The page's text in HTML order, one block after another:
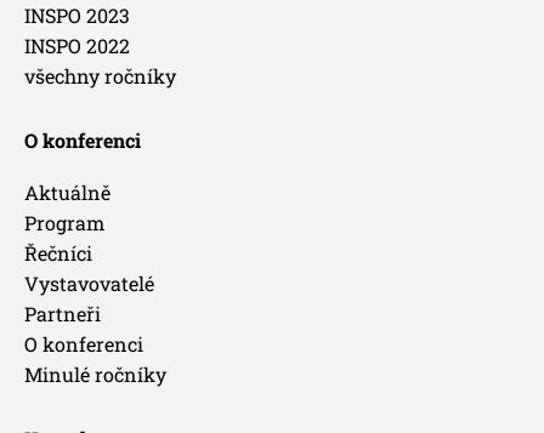
INSPO 2023
INSPO 2022
všechny ročníky
O konferenci
Aktuálně
Program
Řečníci
Vystavovatelé
Partneři
O konferenci
Minulé ročníky